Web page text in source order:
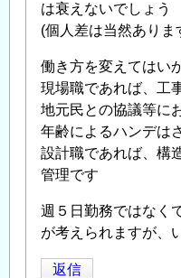
は衰えないでしょう
(個人差は当然ありま
働き方を変えてはい
現場職であれば、工
地元民との協議等に
年齢によるハンデは
設計職であれば、構
管理です
週５日勤務ではなく
が考えられますが、
返信